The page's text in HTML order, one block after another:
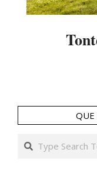
QUE
Search